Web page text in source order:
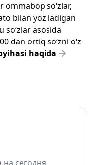
so‘zlar,
bilan yoziladigan
so‘zlar asosida
dan ortiq so‘zni o‘z
haqida
сегодня,